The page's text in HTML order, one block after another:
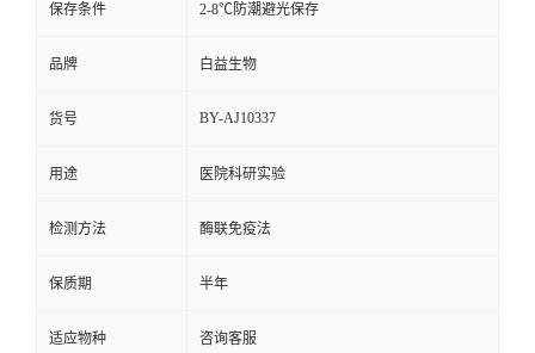
保存条件 2-8℃防潮避光保存
品牌 白益生物
货号 BY-AJ10337
用途 医院科研实验
检测方法 酶联免疫法
保质期 半年
适应物种 咨询客服